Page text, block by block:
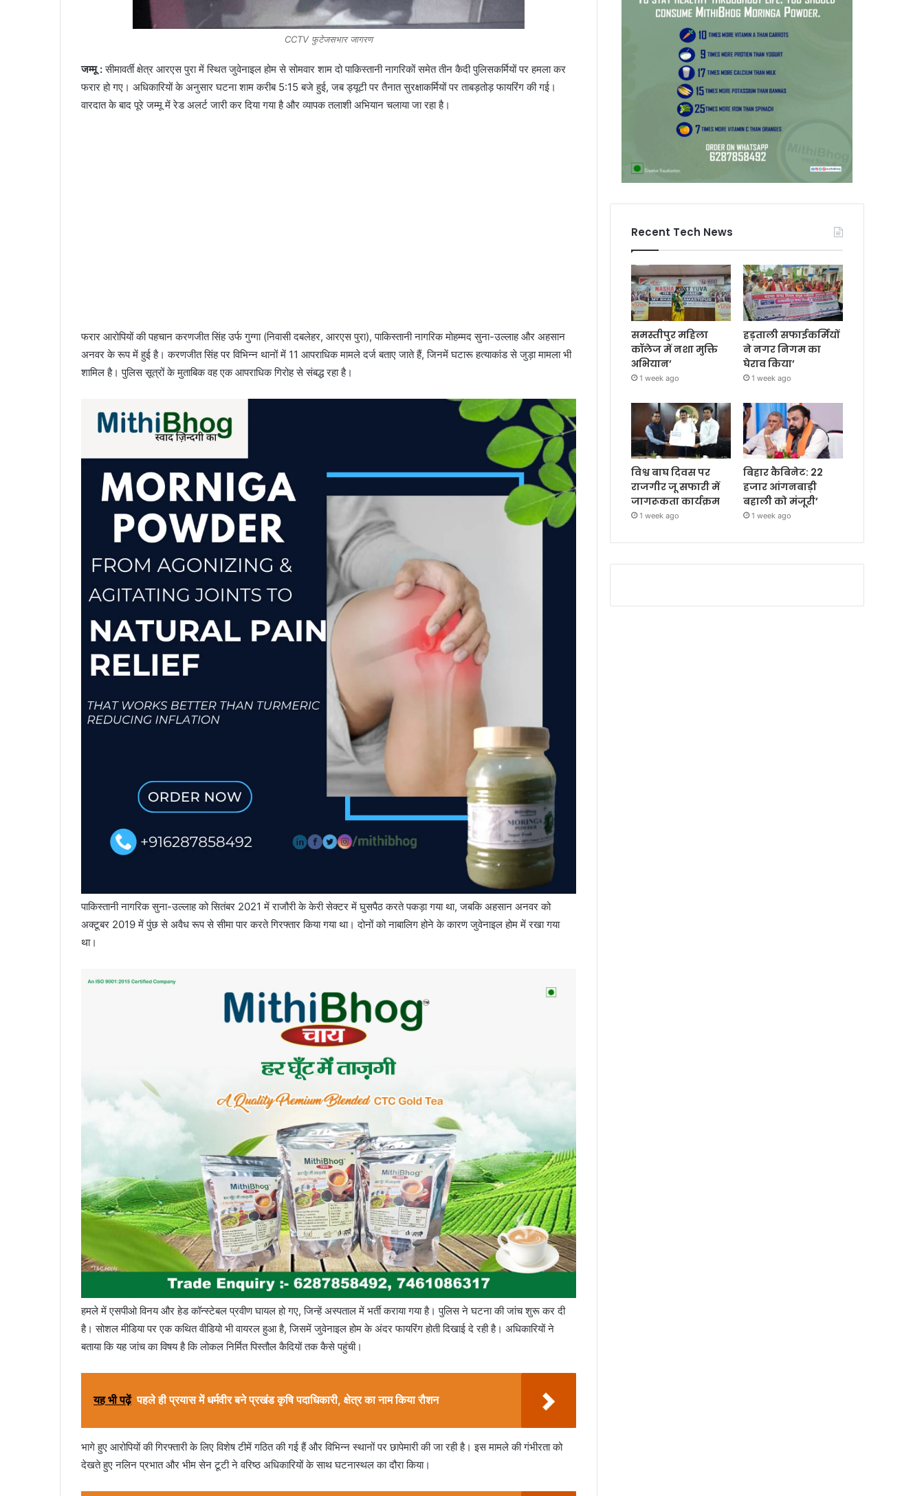
CCTV फुटेजसभार जागरण
जम्मू :सीमावर्ती क्षेत्र आरएस पुरा में स्थित जुवेनाइल होम से सोमवार शाम दो पाकिस्तानी नागरिकों समेत तीन कैदी पुलिसकर्मियों पर हमला कर
फरार हो गए। अधिकारियों के अनुसार घटना शाम करीब 5:15 बजे हुई, जब ड्यूटी पर तैनात सुरक्षाकर्मियों पर ताबड़तोड़ फायरिंग की गई।
वारदात के बाद पूरे जम्मू में रेड अलर्ट जारी कर दिया गया है और व्यापक तलाशी अभियान चलाया जा रहा है।
फरार आरोपियों की पहचान करणजीत सिंह उर्फ गुग्गा (निवासी दबलेहर, आरएस पुरा), पाकिस्तानी नागरिक मोहम्मद सुना-उल्लाह और अहसान
अनवर के रूप में हुई है। करणजीत सिंह पर विभिन्न थानों में 11 आपराधिक मामले दर्ज बताए जाते हैं, जिनमें घटारू हत्याकांड से जुड़ा मामला भी
शामिल है। पुलिस सूत्रों के मुताबिक वह एक आपराधिक गिरोह से संबद्ध रहा है।
पाकिस्तानी नागरिक सुना-उल्लाह को सितंबर 2021 में राजौरी के केरी सेक्टर में घुसपैठ करते पकड़ा गया था, जबकि अहसान अनवर को
अक्टूबर 2019 में पुंछ से अवैध रूप से सीमा पार करते गिरफ्तार किया गया था। दोनों को नाबालिग होने के कारण जुवेनाइल होम में रखा गया
था।
हमले में एसपीओ विनय और हेड कॉन्स्टेबल प्रवीण घायल हो गए, जिन्हें अस्पताल में भर्ती कराया गया है। पुलिस ने घटना की जांच शुरू कर दी
है। सोशल मीडिया पर एक कथित वीडियो भी वायरल हुआ है, जिसमें जुवेनाइल होम के अंदर फायरिंग होती दिखाई दे रही है। अधिकारियों ने
बताया कि यह जांच का विषय है कि लोकल निर्मित पिस्तौल कैदियों तक कैसे पहुंची।
यह भी पढ़ें पहले ही प्रयास में धर्मवीर बने प्रखंड कृषि पदाधिकारी, क्षेत्र का नाम किया रौशन
भागे हुए आरोपियों की गिरफ्तारी के लिए विशेष टीमें गठित की गई हैं और विभिन्न स्थानों पर छापेमारी की जा रही है। इस मामले की गंभीरता को
देखते हुए नलिन प्रभात और भीम सेन टूटी ने वरिष्ठ अधिकारियों के साथ घटनास्थल का दौरा किया।
Recent Tech News
समस्तीपुर महिला
कॉलेज में नशा मुक्ति
अभियान’
1 week ago
हड़ताली सफाईकर्मियों
ने नगर निगम का
घेराव किया’
1 week ago
विश्व बाघ दिवस पर
राजगीर जू सफारी में
जागरूकता कार्यक्रम
1 week ago
बिहार कैबिनेट: 22
हजार आंगनबाड़ी
बहाली को मंजूरी’
1 week ago